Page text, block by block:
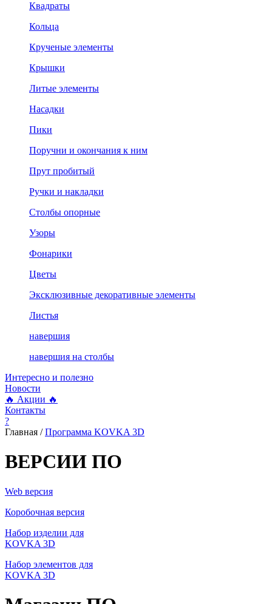
Квадраты
Кольца
Крученые элементы
Крышки
Литые элементы
Насадки
Пики
Поручни и окончания к ним
Прут пробитый
Ручки и накладки
Столбы опорные
Узоры
Фонарики
Цветы
Эксклюзивные декоративные элементы
Листья
навершия
навершия на столбы
Интересно и полезно
Новости
🔥 Акции 🔥
Контакты
?
Главная /Программа KOVKA 3D
ВЕРСИИ ПО
Web версия
Коробочная версия
Набор изделии для
KOVKA 3D
Набор элементов для
KOVKA 3D